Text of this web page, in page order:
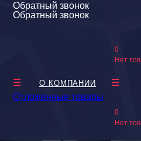
Обратный звонок
Обратный звонок
0
Нет
О КОМПАНИИ
Отложенные товары
0
Нет